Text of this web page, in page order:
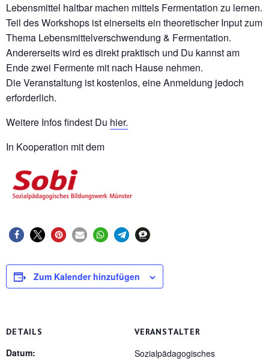
Lebensmittel haltbar machen mittels Fermentation zu lernen.
Teil des Workshops ist einerseits ein theoretischer Input zum
Thema Lebensmittelverschwendung & Fermentation.
Andererseits wird es direkt praktisch und Du kannst am
Ende zwei Fermente mit nach Hause nehmen.
Die Veranstaltung ist kostenlos, eine Anmeldung jedoch
erforderlich.
Weitere Infos findest Du hier.
In Kooperation mit dem
Zum Kalender hinzufügen
DETAILS
Datum:
VERANSTALTER
Sozialpädagogisches